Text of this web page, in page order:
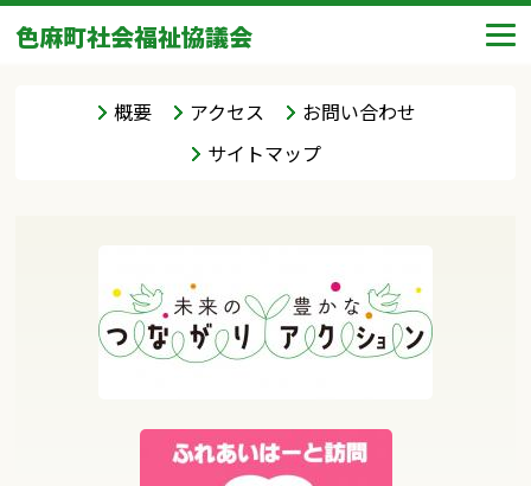
色麻町社会福祉協議会
概要 アクセス
お問い合わせ
サイトマップ